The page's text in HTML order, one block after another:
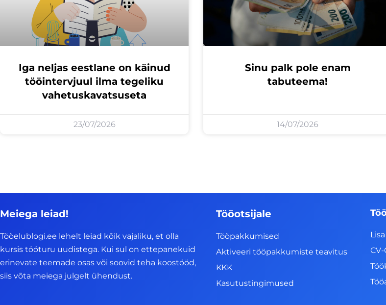
Iga neljas eestlane on käinud
tööintervjuul ilma tegeliku
vahetuskavatsuseta
23/07/2026
Sinu palk pole enam
tabuteema!
14/07/2026
Meiega leiad!
Tööelublogi.ee lehelt leiad kõik vajaliku, et olla
kursis tööturu uudistega. Kui sul on ettepanekuid
erinevate teemade osas või soovid teha koostööd,
siis võta meiega julgelt ühendust.
Tööotsijale
Tööpakkumised
Aktiveeri tööpakkumiste teavitus
KKK
Kasutustingimused